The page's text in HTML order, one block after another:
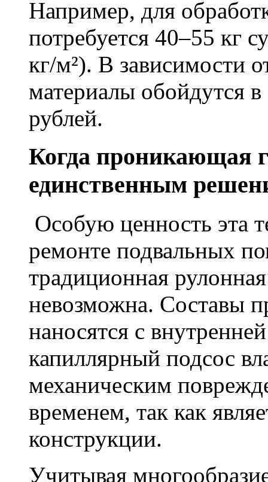
Например, для
потребуется 40–55 кг
кг/м²). В зависимости
материалы обойдутся
рублей.
Когда проникающая
единственным
Особую ценность эта
ремонте подвальных
традиционная
невозможна. Составы
наносятся с
капиллярный подсос
механическим
временем, так как
конструкции.
Учитывая